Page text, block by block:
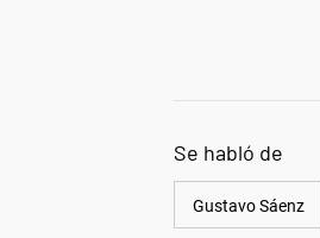
Se habló de
Gustavo Sáenz